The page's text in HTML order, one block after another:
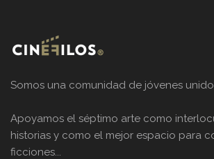
Somos una comunidad de jóvenes
Apoyamos el séptimo arte como
historias y como el mejor espacio para
ficciones...